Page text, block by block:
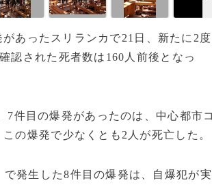
あったスリランカで21日、新たに2度
認された死者数は160人前後となっ
7件目の爆発があったのは、中心都市
の爆発で少なくとも2人が死亡した。
で発生した8件目の爆発は、自爆犯が実